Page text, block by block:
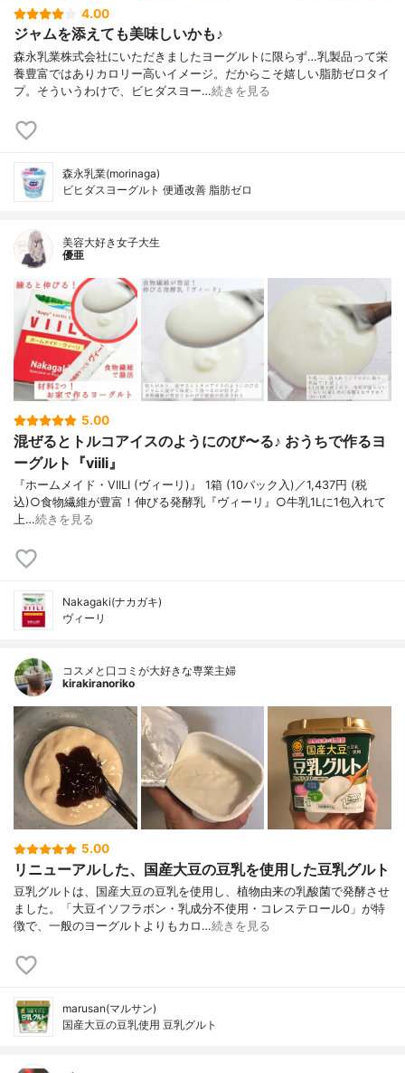
4.00
ジャムを添えても美味しいかも♪
森永乳業株式会社にいただきましたヨーグルトに限らず…乳製品って栄
養豊富ではありカロリー高いイメージ。だからこそ嬉しい脂肪ゼロタイ
プ。そういうわけで、ビヒダスヨー…続きを見る
森永乳業(morinaga)
ビヒダスヨーグルト 便通改善 脂肪ゼロ
美容大好き女子大生
優亜
5.00
混ぜるとトルコアイスのようにのび〜る♪ おうちで作るヨ
ーグルト『viili』
『ホームメイド・VIILI (ヴィーリ)』 1箱 (10パック入)／1,437円 (税
込)○食物繊維が豊富！伸びる発酵乳『ヴィーリ』○牛乳1Lに1包入れて
上…続きを見る
Nakagaki(ナカガキ)
ヴィーリ
コスメと口コミが大好きな専業主婦
kirakiranoriko
5.00
リニューアルした、国産大豆の豆乳を使用した豆乳グルト
豆乳グルトは、国産大豆の豆乳を使用し、植物由来の乳酸菌で発酵させ
ました。「大豆イソフラボン・乳成分不使用・コレステロール0」が特
徴で、一般のヨーグルトよりもカロ…続きを見る
marusan(マルサン)
国産大豆の豆乳使用 豆乳グルト